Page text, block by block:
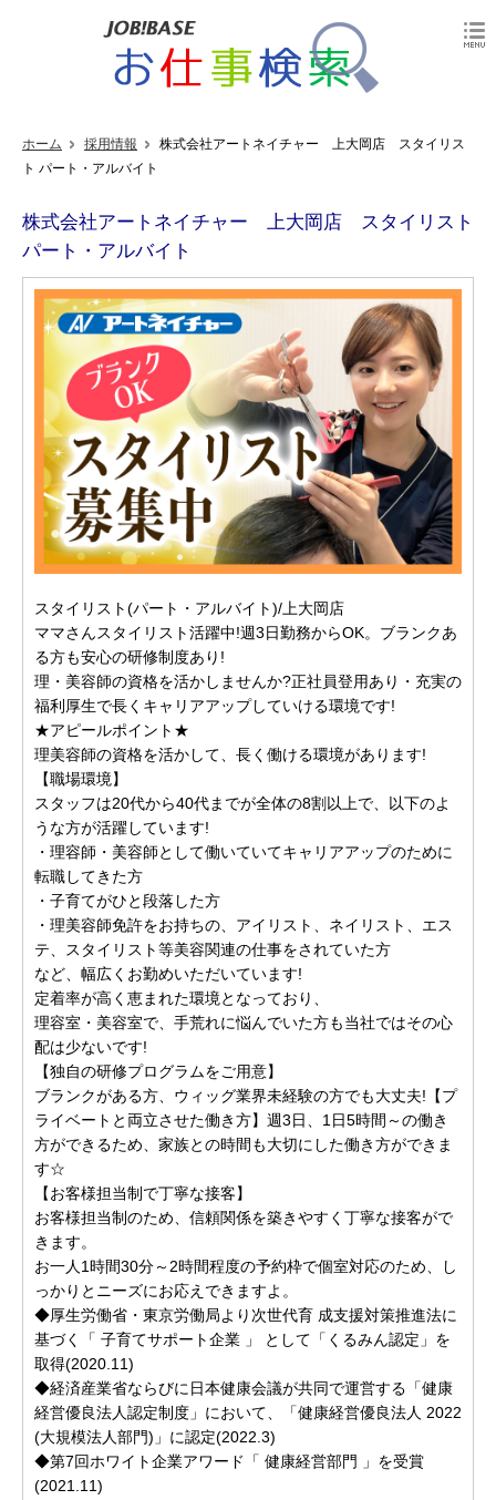
ホーム 採用情報
株式会社アートネイチャー 上大岡店 スタイリス
ト パート・アルバイト
株式会社アートネイチャー 上大岡店 スタイリスト
パート・アルバイト
スタイリスト(パート・アルバイト)/上大岡店
ママさんスタイリスト活躍中!週3日勤務からOK。ブランクあ
る方も安心の研修制度あり!
理・美容師の資格を活かしませんか?正社員登用あり・充実の
福利厚生で長くキャリアアップしていける環境です!
★アピールポイント★
理美容師の資格を活かして、長く働ける環境があります!
【職場環境】
スタッフは20代から40代までが全体の8割以上で、以下のよ
うな方が活躍しています!
・理容師・美容師として働いていてキャリアアップのために
転職してきた方
・子育てがひと段落した方
・理美容師免許をお持ちの、アイリスト、ネイリスト、エス
テ、スタイリスト等美容関連の仕事をされていた方
など、幅広くお勤めいただいています!
定着率が高く恵まれた環境となっており、
理容室・美容室で、手荒れに悩んでいた方も当社ではその心
配は少ないです!
【独自の研修プログラムをご用意】
ブランクがある方、ウィッグ業界未経験の方でも大丈夫!【プ
ライベートと両立させた働き方】週3日、1日5時間～の働き
方ができるため、家族との時間も大切にした働き方ができま
す☆
【お客様担当制で丁寧な接客】
お客様担当制のため、信頼関係を築きやすく丁寧な接客がで
きます。
お一人1時間30分～2時間程度の予約枠で個室対応のため、し
っかりとニーズにお応えできますよ。
◆厚生労働省・東京労働局より次世代育 成支援対策推進法に
基づく「 子育てサポート企業 」 として「くるみん認定」を
取得(2020.11)
◆経済産業省ならびに日本健康会議が共同で運営する「健康
経営優良法人認定制度」において、「健康経営優良法人 2022
(大規模法人部門)」に認定(2022.3)
◆第7回ホワイト企業アワード「 健康経営部門 」を受賞
(2021.11)